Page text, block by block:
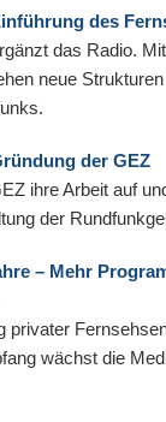
des
das Radio.
neue
der GEZ
ihre Arbeit auf
der
– Mehr
privater
wächst die